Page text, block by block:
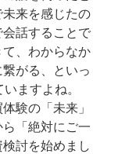
来を感じたの
話することで
、わからなか
がる、といっ
ますよね。
験の「未来」
「絶対にご一
討を始めまし